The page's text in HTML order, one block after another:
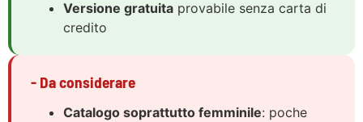
Versione gratuita provabile senza carta di
credito
- Da considerare
Catalogo soprattutto femminile: poche